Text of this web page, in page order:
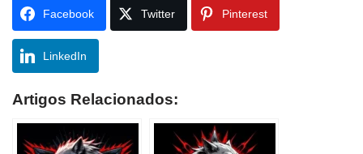
Facebook Twitter Pinterest
LinkedIn
Artigos Relacionados: